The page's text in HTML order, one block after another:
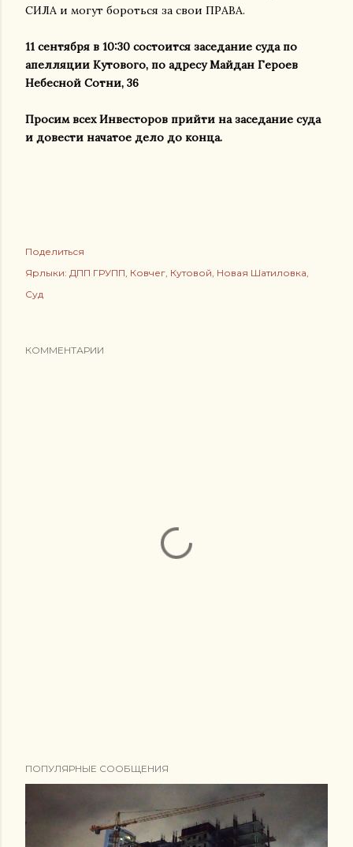
СИЛА и могут бороться за свои ПРАВА.
11 сентября в 10:30 состоится заседание суда по
апелляции Кутового, по адресу Майдан Героев
Небесной Сотни, 36
Просим всех Инвесторов прийти на заседание суда
и довести начатое дело до конца.
Поделиться
Ярлыки: ДПП ГРУПП Ковчег Кутовой Новая Шатиловка
Суд
КОММЕНТАРИИ
ПОПУЛЯРНЫЕ СООБЩЕНИЯ